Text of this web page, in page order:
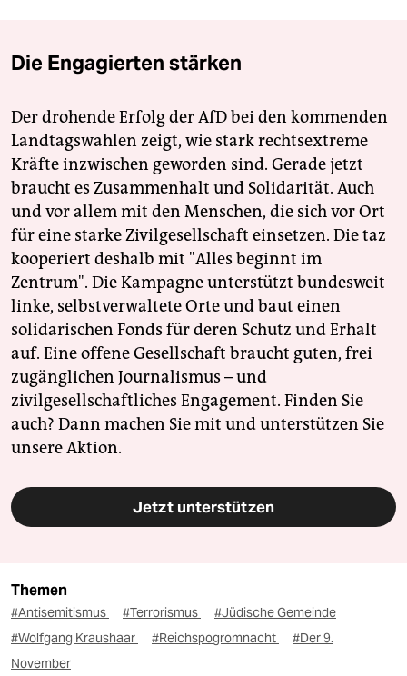
Die Engagierten stärken
Der drohende Erfolg der AfD bei den kommenden
Landtagswahlen zeigt, wie stark rechtsextreme
Kräfte inzwischen geworden sind. Gerade jetzt
braucht es Zusammenhalt und Solidarität. Auch
und vor allem mit den Menschen, die sich vor Ort
für eine starke Zivilgesellschaft einsetzen. Die taz
kooperiert deshalb mit "Alles beginnt im
Zentrum". Die Kampagne unterstützt bundesweit
linke, selbstverwaltete Orte und baut einen
solidarischen Fonds für deren Schutz und Erhalt
auf. Eine offene Gesellschaft braucht guten, frei
zugänglichen Journalismus – und
zivilgesellschaftliches Engagement. Finden Sie
auch? Dann machen Sie mit und unterstützen Sie
unsere Aktion.
Jetzt unterstützen
Themen
#Antisemitismus #Terrorismus
#Jüdische Gemeinde
#Wolfgang Kraushaar
#Reichspogromnacht
#Der 9.
November